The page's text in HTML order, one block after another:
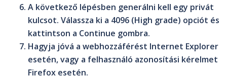
A következő lépésben generálni kell egy privát
kulcsot. Válassza ki a 4096 (High grade) opciót és
kattintson a Continue gombra.
Hagyja jóvá a webhozzáférést Internet Explorer
esetén, vagy a felhasználó azonosítási kérelmet
Firefox esetén.